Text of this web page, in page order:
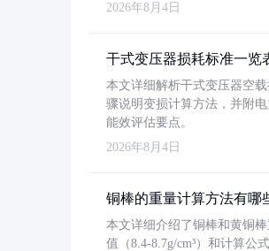
2026年8月4日
干式变压器损耗标准一览
本文详细解析干式变压器空
骤说明变损计算方法，并附
能效评估要点。
2026年8月4日
铜棒的重量计算方法有哪
本文详细介绍了铜棒和黄铜
值（8.4-8.7g/cm³）和计算公